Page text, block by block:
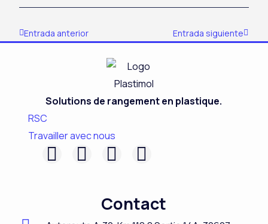
Entrada anterior
Entrada siguiente
Solutions de rangement en plastique.
RSC
Travailler avec nous
F L I
t
Y
t
Contact